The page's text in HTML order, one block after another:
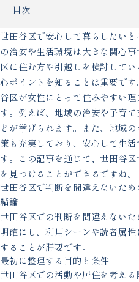
目次
世田谷区で安心して暮らしたい
の治安や生活環境は大きな関心
区に住む方や引越しを検討して
心ポイントを知ることは重要で
谷区が女性にとって住みやすい
す。例えば、地域の治安や子育
どが挙げられます。また、地域
策も充実しており、安心して生
す。この記事を通じて、世田谷
を見つけることができるですね。
世田谷区で判断を間違えないた
結論
世田谷区での判断を間違えない
明確にし、利用シーンや読者属
することが肝要です。
最初に整理する目的と条件
世田谷区での活動や居住を考え